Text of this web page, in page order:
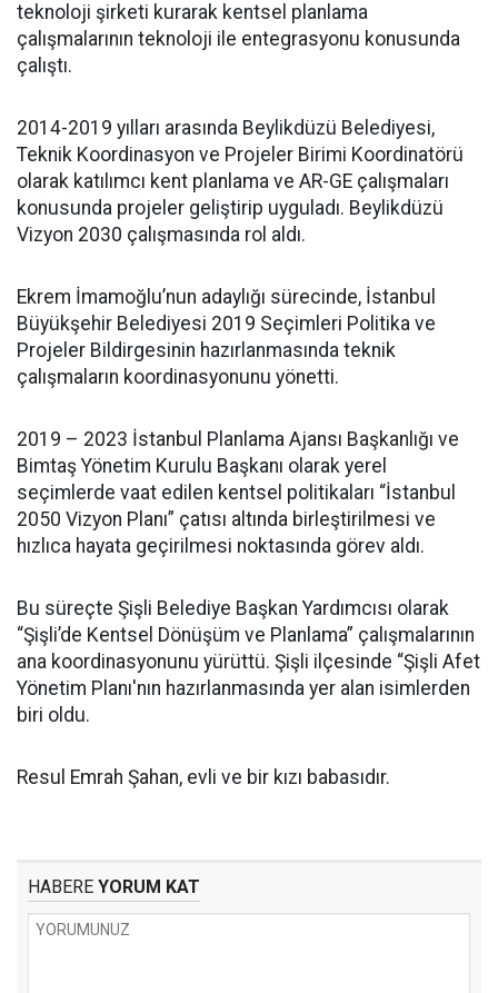
teknoloji şirketi kurarak kentsel planlama
çalışmalarının teknoloji ile entegrasyonu konusunda
çalıştı.
2014-2019 yılları arasında Beylikdüzü Belediyesi,
Teknik Koordinasyon ve Projeler Birimi Koordinatörü
olarak katılımcı kent planlama ve AR-GE çalışmaları
konusunda projeler geliştirip uyguladı. Beylikdüzü
Vizyon 2030 çalışmasında rol aldı.
Ekrem İmamoğlu’nun adaylığı sürecinde, İstanbul
Büyükşehir Belediyesi 2019 Seçimleri Politika ve
Projeler Bildirgesinin hazırlanmasında teknik
çalışmaların koordinasyonunu yönetti.
2019 – 2023 İstanbul Planlama Ajansı Başkanlığı ve
Bimtaş Yönetim Kurulu Başkanı olarak yerel
seçimlerde vaat edilen kentsel politikaları “İstanbul
2050 Vizyon Planı” çatısı altında birleştirilmesi ve
hızlıca hayata geçirilmesi noktasında görev aldı.
Bu süreçte Şişli Belediye Başkan Yardımcısı olarak
“Şişli’de Kentsel Dönüşüm ve Planlama” çalışmalarının
ana koordinasyonunu yürüttü. Şişli ilçesinde “Şişli Afet
Yönetim Planı'nın hazırlanmasında yer alan isimlerden
biri oldu.
Resul Emrah Şahan, evli ve bir kızı babasıdır.
HABERE YORUM KAT